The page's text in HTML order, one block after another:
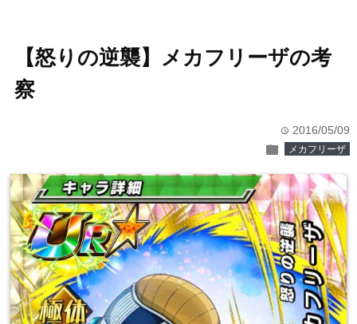
【怒りの逆襲】メカフリーザの考
察
time 2016/05/09
folder メカフリーザ